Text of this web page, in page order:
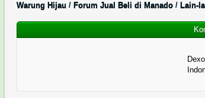
Warung Hijau / Forum Jual Beli di Manado / Lain-